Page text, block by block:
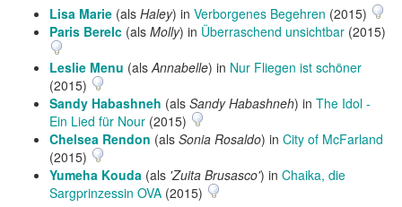
Lisa Marie (als Haley) in Verborgenes Begehren (2015)
Paris Berelc (als Molly) in Überraschend unsichtbar (2015)
Leslie Menu (alsAnnabelle) in Nur Fliegen ist schöner
(2015)
Sandy Habashneh (als Sandy Habashneh) in The Idol -
Ein Lied für Nour (2015)
Chelsea Rendon (als Sonia Rosaldo) in City of McFarland
(2015)
Yumeha Kouda (als 'Zuita Brusasco') in Chaika, die
Sargprinzessin OVA (2015)